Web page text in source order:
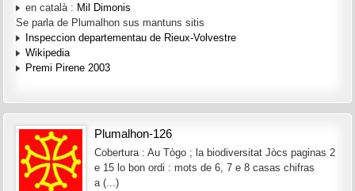
en català : Mil Dimonis
Se parla de Plumalhon sus mantuns sitis
Inspeccion departementau de Rieux-Volvestre
Wikipedia
Premi Pirene 2003
Plumalhon-126
Cobertura : Au Tògo ; la biodiversitat Jòcs paginas 2
e 15 lo bon ordi : mots de 6, 7 e 8 casas chifras
a (...)